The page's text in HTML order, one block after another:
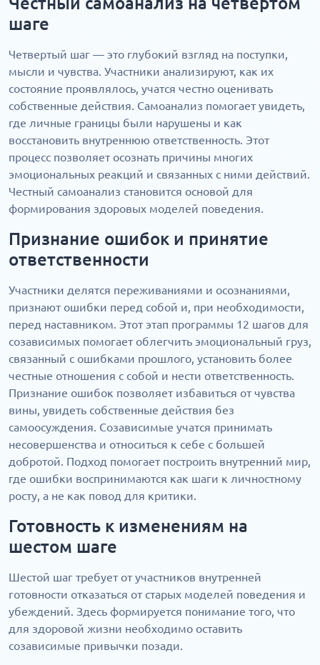
шаге
Четвертый шаг — это глубокий взгляд на поступки,
мысли и чувства. Участники анализируют, как их
состояние проявлялось, учатся честно оценивать
собственные действия. Самоанализ помогает увидеть,
где личные границы были нарушены и как
восстановить внутреннюю ответственность. Этот
процесс позволяет осознать причины многих
эмоциональных реакций и связанных с ними действий.
Честный самоанализ становится основой для
формирования здоровых моделей поведения.
Признание ошибок и принятие
ответственности
Участники делятся переживаниями и осознаниями,
признают ошибки перед собой и, при необходимости,
перед наставником. Этот этап программы 12 шагов для
созависимых помогает облегчить эмоциональный груз,
связанный с ошибками прошлого, установить более
честные отношения с собой и нести ответственность.
Признание ошибок позволяет избавиться от чувства
вины, увидеть собственные действия без
самоосуждения. Созависимые учатся принимать
несовершенства и относиться к себе с большей
добротой. Подход помогает построить внутренний мир,
где ошибки воспринимаются как шаги к личностному
росту, а не как повод для критики.
Готовность к изменениям на
шестом шаге
Шестой шаг требует от участников внутренней
готовности отказаться от старых моделей поведения и
убеждений. Здесь формируется понимание того, что
для здоровой жизни необходимо оставить
созависимые привычки позади.